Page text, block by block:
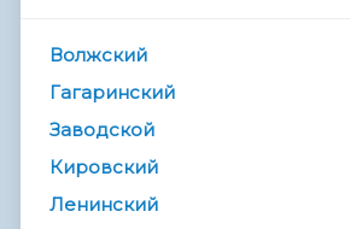
Волжский
Гагаринский
Заводской
Кировский
Ленинский